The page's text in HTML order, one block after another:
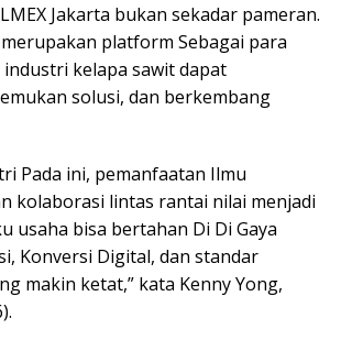
Jakarta bukan sekadar pameran.
merupakan platform Sebagai para
industri kelapa sawit dapat
solusi, dan berkembang
Pada ini, pemanfaatan Ilmu
kolaborasi lintas rantai nilai menjadi
usaha bisa bertahan Di Di Gaya
Konversi Digital, dan standar
makin ketat,” kata Kenny Yong,